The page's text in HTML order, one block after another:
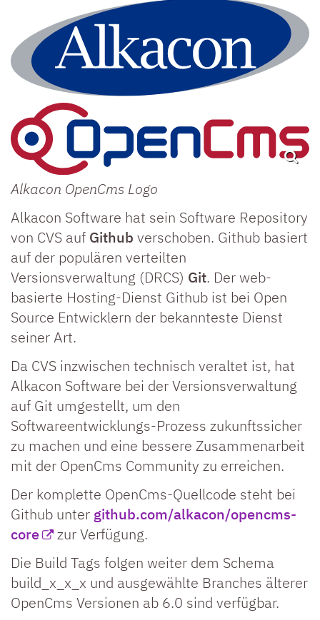
Alkacon OpenCms Logo
Alkacon Software hat sein Software Repository
von CVS auf Github verschoben. Github basiert
auf der populären verteilten
Versionsverwaltung (DRCS) Git. Der web-
basierte Hosting-Dienst Github ist bei Open
Source Entwicklern der bekannteste Dienst
seiner Art.
Da CVS inzwischen technisch veraltet ist, hat
Alkacon Software bei der Versionsverwaltung
auf Git umgestellt, um den
Softwareentwicklungs-Prozess zukunftssicher
zu machen und eine bessere Zusammenarbeit
mit der OpenCms Community zu erreichen.
Der komplette OpenCms-Quellcode steht bei
Github unter github.com/alkacon/opencms-
core
zur Verfügung.
Die Build Tags folgen weiter dem Schema
build_x_x_x und ausgewählte Branches älterer
OpenCms Versionen ab 6.0 sind verfügbar.